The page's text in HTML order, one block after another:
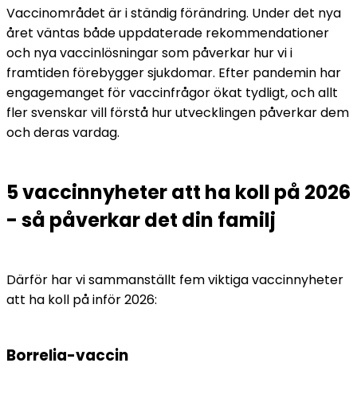
Vaccinområdet är i ständig förändring. Under det nya
året väntas både uppdaterade rekommendationer
och nya vaccinlösningar som påverkar hur vi i
framtiden förebygger sjukdomar. Efter pandemin har
engagemanget för vaccinfrågor ökat tydligt, och allt
fler svenskar vill förstå hur utvecklingen påverkar dem
och deras vardag.
5 vaccinnyheter att ha koll på 2026
- så påverkar det din familj
Därför har vi sammanställt fem viktiga vaccinnyheter
att ha koll på inför 2026:
Borrelia-vaccin